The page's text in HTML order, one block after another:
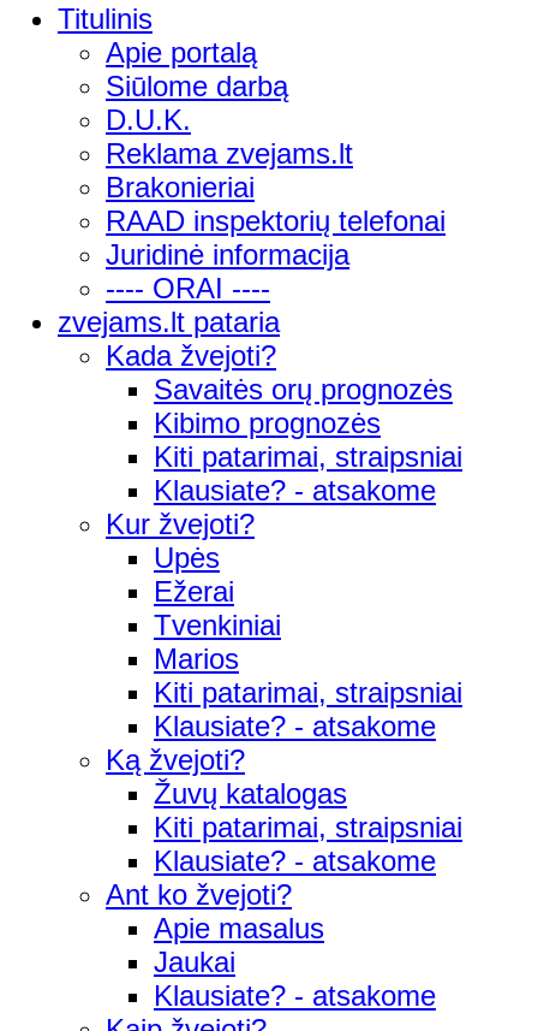
Titulinis
Apie portalą
Siūlome darbą
D.U.K.
Reklama zvejams.lt
Brakonieriai
RAAD inspektorių telefonai
Juridinė informacija
---- ORAI ----
zvejams.lt pataria
Kada žvejoti?
Savaitės orų prognozės
Kibimo prognozės
Kiti patarimai, straipsniai
Klausiate? - atsakome
Kur žvejoti?
Upės
Ežerai
Tvenkiniai
Marios
Kiti patarimai, straipsniai
Klausiate? - atsakome
Ką žvejoti?
Žuvų katalogas
Kiti patarimai, straipsniai
Klausiate? - atsakome
Ant ko žvejoti?
Apie masalus
Jaukai
Klausiate? - atsakome